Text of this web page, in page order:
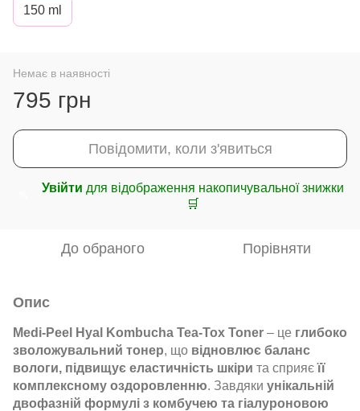
150 ml
Немає в наявності
795 грн
Повідомити, коли з'явиться
Увійти для відображення накопичувальної знижки
🛒
До обраного Порівняти
Опис
Medi-Peel Hyal Kombucha Tea-Tox Toner – це глибоко
зволожувальний тонер, що відновлює баланс
вологи, підвищує еластичність шкіри та сприяєїї
комплексному оздоровленню. Завдяки унікальній
двофазній формулі з комбучею та гіалуроновою